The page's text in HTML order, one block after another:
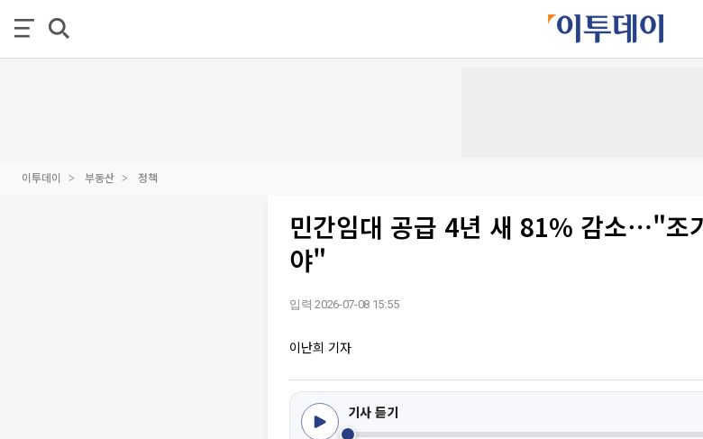
이투데이 부동산 정책
민간임대 공급 4년 새 81% 감소⋯"조
야"
입력 2026-07-08 15:55
이난희 기자
기사 듣기